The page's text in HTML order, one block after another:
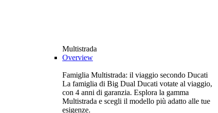
Multistrada
Overview
Famiglia Multistrada: il viaggio secondo Ducati
La famiglia di Big Dual Ducati votate al viaggio,
con 4 anni di garanzia. Esplora la gamma
Multistrada e scegli il modello più adatto alle tue
esigenze.